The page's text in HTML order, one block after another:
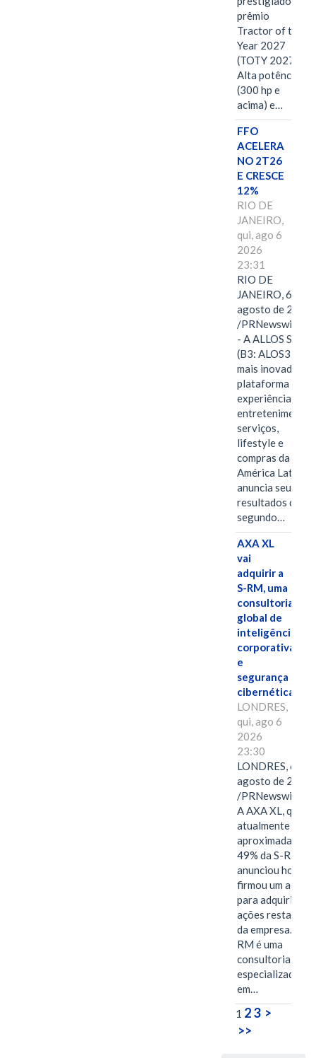
prêmio
Tractor of the
Year 2027
(TOTY 2027:
Alta potência
(300 hp e
acima) e…
FFO
ACELERA
NO 2T26
E CRESCE
12%
RIO DE
JANEIRO,
qui, ago 6
2026
23:31
RIO DE
JANEIRO, 6 de
agosto de 2026
/PRNewswire/ -
- A ALLOS S.A.
(B3: ALOS3), a
mais inovadora
plataforma de
experiências,
entretenimento,
serviços,
lifestyle e
compras da
América Latina
anuncia seus
resultados do
segundo…
AXA XL
vai
adquirir a
S-RM, uma
consultoria
global de
inteligência
corporativa
e
segurança
cibernética
LONDRES,
qui, ago 6
2026
23:30
LONDRES, 6 de
agosto de 2026
/PRNewswire/ --
A AXA XL, que
atualmente
49% da S-RM,
anunciou hoje
firmou um
para adquirir as
ações restantes
da empresa. A S-
RM é uma
consultoria
especializada
em…
1 23 >
>>